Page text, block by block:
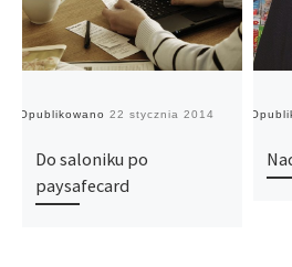
Opublikowano 22 stycznia 2014
Do saloniku po
paysafecard